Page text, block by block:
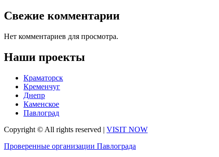
Свежие комментарии
Нет комментариев для просмотра.
Наши проекты
Краматорск
Кременчуг
Днепр
Каменское
Павлоград
Copyright © All rights reserved | VISIT NOW
Проверенные организации Павлограда